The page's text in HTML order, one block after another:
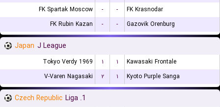
FK Spartak Moscow
- -
FK Krasnodar
FK Rubin Kazan
- - Gazovik Orenburg
Japan J League
Tokyo Verdy 1969 ۱ ۱
Kawasaki Frontale
V-Varen Nagasaki
۲ ۱ Kyoto Purple Sanga
Czech Republic 1. Liga